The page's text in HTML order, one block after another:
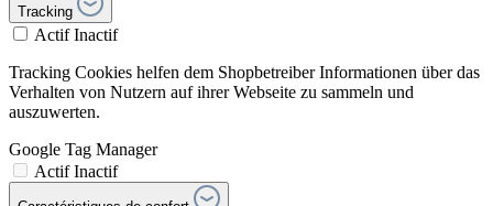
Tracking
Actif Inactif
Tracking Cookies helfen dem Shopbetreiber Informationen über das
Verhalten von Nutzern auf ihrer Webseite zu sammeln und
auszuwerten.
Google Tag Manager
Actif Inactif